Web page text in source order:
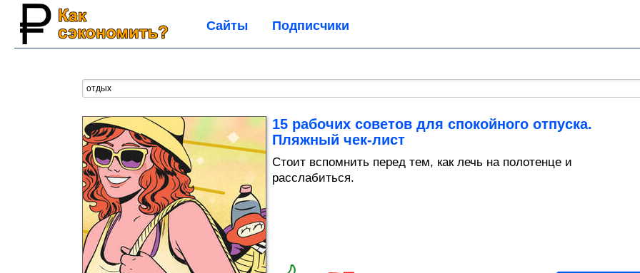
Сайты Подписчики
15 рабочих советов для спокойного отпуска.
Пляжный чек-лист
Стоит вспомнить перед тем, как лечь на полотенце и
расслабиться.